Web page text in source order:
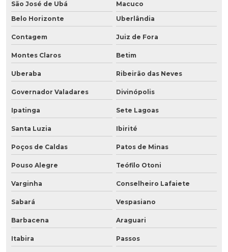
São José de Ubá
Macuco
Belo Horizonte
Uberlândia
Contagem Juiz de Fora
Montes Claros Betim
Uberaba Ribeirão das Neves
Governador Valadares Divinópolis
Ipatinga Sete Lagoas
Santa Luzia Ibirité
Poços de Caldas Patos de Minas
Pouso Alegre Teófilo Otoni
Varginha Conselheiro Lafaiete
Sabará Vespasiano
Barbacena Araguari
Itabira Passos